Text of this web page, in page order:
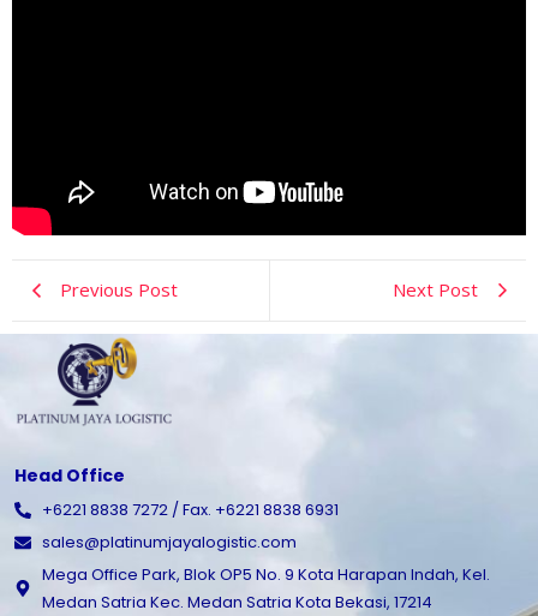
Previous Post Next Post
Head Office
+6221 8838 7272 / Fax. +6221 8838 6931
sales@platinumjayalogistic.com
Mega Office Park, Blok OP5 No. 9 Kota Harapan Indah, Kel.
Medan Satria Kec. Medan Satria Kota Bekasi, 17214